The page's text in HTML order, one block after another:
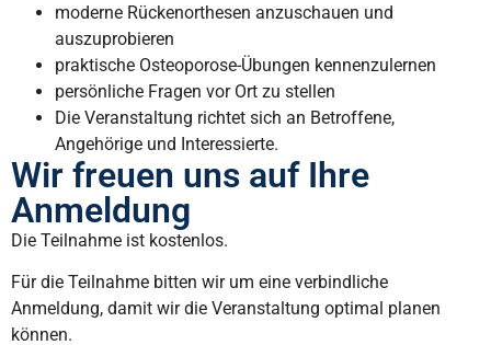
moderne Rückenorthesen anzuschauen und
auszuprobieren
praktische Osteoporose-Übungen kennenzulernen
persönliche Fragen vor Ort zu stellen
Die Veranstaltung richtet sich an Betroffene,
Angehörige und Interessierte.
Wir freuen uns auf Ihre
Anmeldung
Die Teilnahme ist kostenlos.
Für die Teilnahme bitten wir um eine verbindliche
Anmeldung, damit wir die Veranstaltung optimal planen
können.